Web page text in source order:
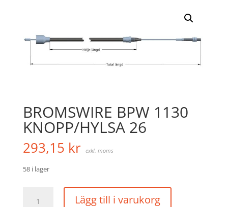
BROMSWIRE BPW 1130
KNOPP/HYLSA 26
293,15 kr exkl. moms
58 i lager
Lägg till i varukorg